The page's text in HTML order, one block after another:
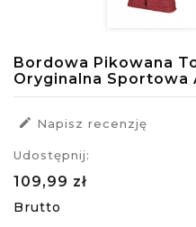
Bordowa Pikowana
Oryginalna Sportowa
 Napisz recenzję
Udostępnij:
109,99 zł
Brutto